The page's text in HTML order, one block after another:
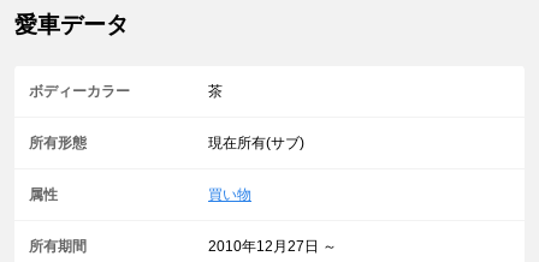
愛車データ
ボディーカラー 茶
所有形態 現在所有(サブ)
属性 買い物
所有期間 2010年12月27日 ～